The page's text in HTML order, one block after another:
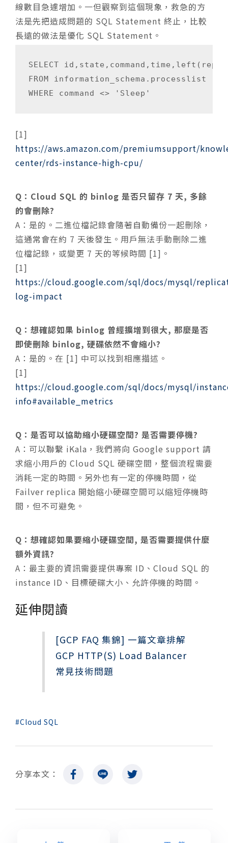
線數目急遽增加。一但觀察到這個現象，救急的方
法是先把造成問題的 SQL Statement 終止，比較
長遠的做法是優化 SQL Statement。
SELECT
FROM information_schema.processlist
[1]
https://aws.amazon.com/premiumsupport/
center/rds-instance-high-cpu/
Q：Cloud SQL 的 binlog 是否只留存 7 天, 多餘
的會刪除?
A：是的。二進位檔記錄會隨著自動備份一起刪除，
這通常會在約 7 天後發生。用戶無法手動刪除二進
位檔記錄，或變更 7 天的等候時間 [1]。
[1]
https://cloud.google.com/sql/docs/mysql/
log-impact
Q：想確認如果 binlog 曾經擴增到很大, 那麼是否
即使刪除 binlog, 硬碟依然不會縮小?
A：是的。在 [1] 中可以找到相應描述。
[1]
https://cloud.google.com/sql/docs/mysql/
info#available_metrics
Q：是否可以協助縮小硬碟空間? 是否需要停機?
A：可以聯繫 iKala，我們將向 Google support 請
求縮小用戶的 Cloud SQL 硬碟空間，整個流程需要
消耗一定的時間。另外也有一定的停機時間，從
Failver replica 開始縮小硬碟空間可以縮短停機時
間，但不可避免。
Q：想確認如果要縮小硬碟空間, 是否需要提供什麼
額外資訊?
A：最主要的資訊需要提供專案 ID、Cloud SQL 的
instance ID、目標硬碟大小、允許停機的時間。
延伸閱讀
[GCP FAQ 集錦] 一篇文章排解
GCP HTTP(S) Load Balancer
常見技術問題
Cloud SQL
分享本文：